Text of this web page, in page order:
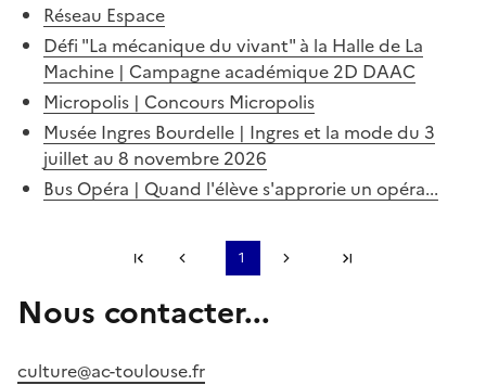
Réseau Espace
Défi "La mécanique du vivant" à la Halle de La
Machine | Campagne académique 2D DAAC
Micropolis | Concours Micropolis
Musée Ingres Bourdelle | Ingres et la mode du 3
juillet au 8 novembre 2026
Bus Opéra | Quand l'élève s'approrie un opéra...
Première page
Page précédente
1
Page suivanteDernière page
S'abonner à Accordéon
Nous contacter...
culture@ac-toulouse.fr